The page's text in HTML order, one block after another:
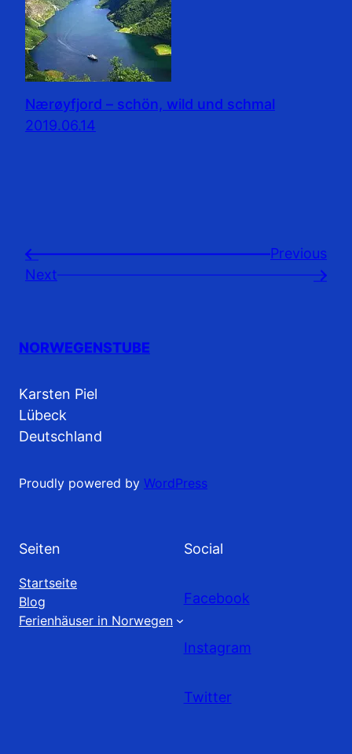
Nærøyfjord – schön, wild und schmal
2019.06.14
←
Previousㅤ
Next
→
NORWEGENSTUBE
Karsten Piel
Lübeck
Deutschland
Proudly powered by WordPress
Seiten
Startseite
Blog
Ferienhäuser in Norwegen
Social
Facebook
Instagram
Twitter